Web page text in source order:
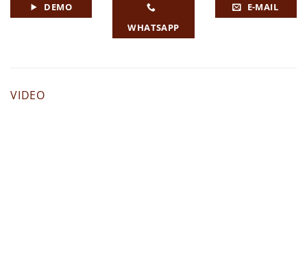
DEMO
WHATSAPP
E-MAIL
VIDEO